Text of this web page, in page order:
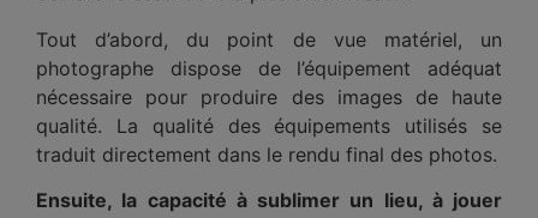
Tout d’abord, du point de vue matériel, un
photographe dispose de l’équipement adéquat
nécessaire pour produire des images de haute
qualité. La qualité des équipements utilisés se
traduit directement dans le rendu final des photos.
Ensuite, la capacité à sublimer un lieu, à jouer